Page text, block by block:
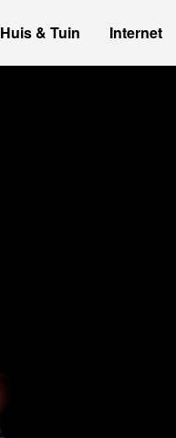
Huis & Tuin Internet